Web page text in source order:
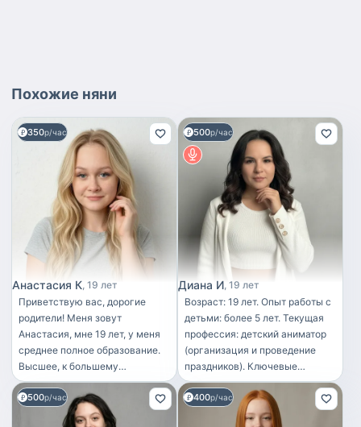
Похожие няни
350р/час
Анастасия К 19 лет
Приветствую вас, дорогие
родители! Меня зовут
Анастасия, мне 19 лет, у меня
среднее полное образование.
Высшее, к большему
сожалению, получить пока не
удалось. Но об этом — лично,
если вам, конечно, будет
500р/час
Диана И 19 лет
Возраст: 19 лет. Опыт работы с
детьми: более 5 лет. Текущая
профессия: детский аниматор
(организация и проведение
праздников). Ключевые
навыки: присмотр и уход за
детьми разных возрастов;
организация развивающих и
500р/час 400р/час